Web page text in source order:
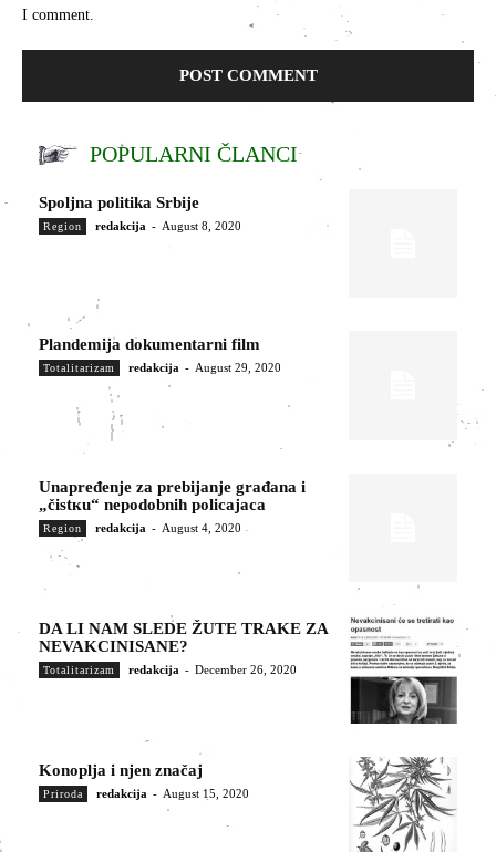
I comment.
POPULARNI ČLANCI
Spoljna politika Srbije
Region redakcija - August 8, 2020
Plandemija dokumentarni film
Totalitarizam redakcija - August 29, 2020
Unapređenje za prebijanje građana i
„čistкu“ nepodobnih policajaca
Region redakcija - August 4, 2020
DA LI NAM SLEDE ŽUTE TRAKE ZA
NEVAKCINISANE?
Totalitarizam redakcija - December 26, 2020
Konoplja i njen značaj
Priroda redakcija - August 15, 2020